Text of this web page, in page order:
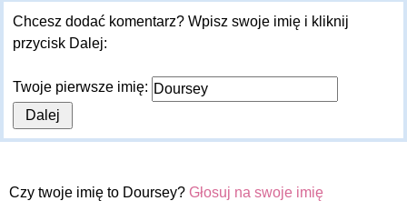
Chcesz dodać komentarz? Wpisz swoje imię i kliknij
przycisk Dalej:
Twoje pierwsze imię:
Czy twoje imię to Doursey? Głosuj na swoje imię